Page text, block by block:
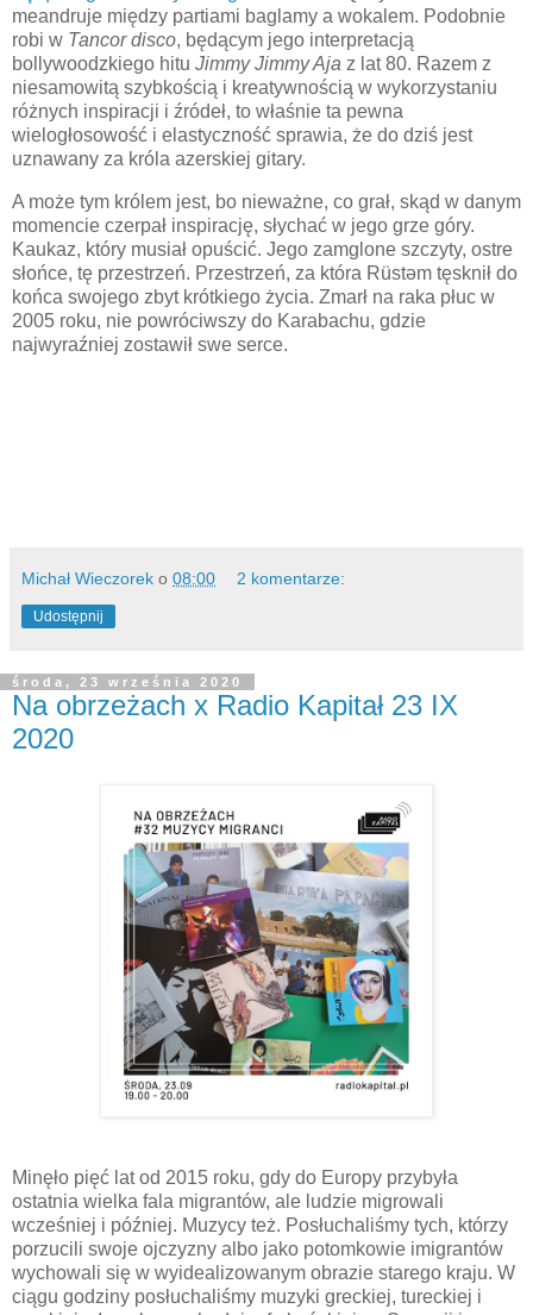
meandruje między partiami baglamy a wokalem. Podobnie
robi w Tancor disco, będącym jego interpretacją
bollywoodzkiego hitu Jimmy Jimmy Aja z lat 80. Razem z
niesamowitą szybkością i kreatywnością w wykorzystaniu
różnych inspiracji i źródeł, to właśnie ta pewna
wielogłosowość i elastyczność sprawia, że do dziś jest
uznawany za króla azerskiej gitary.
A może tym królem jest, bo nieważne, co grał, skąd w danym
momencie czerpał inspirację, słychać w jego grze góry.
Kaukaz, który musiał opuścić. Jego zamglone szczyty, ostre
słońce, tę przestrzeń. Przestrzeń, za która Rüstəm tęsknił do
końca swojego zbyt krótkiego życia. Zmarł na raka płuc w
2005 roku, nie powróciwszy do Karabachu, gdzie
najwyraźniej zostawił swe serce.
Michał Wieczorek o 08:00 2 komentarze:
Udostępnij
środa, 23 września 2020
Na obrzeżach x Radio Kapitał 23 IX
2020
Minęło pięć lat od 2015 roku, gdy do Europy przybyła
ostatnia wielka fala migrantów, ale ludzie migrowali
wcześniej i później. Muzycy też. Posłuchaliśmy tych, którzy
porzucili swoje ojczyzny albo jako potomkowie imigrantów
wychowali się w wyidealizowanym obrazie starego kraju. W
ciągu godziny posłuchaliśmy muzyki greckiej, tureckiej i